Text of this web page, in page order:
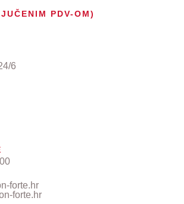
PDV-OM)
6
forte.hr
forte.hr